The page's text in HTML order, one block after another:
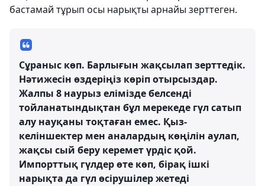
бастамай тұрып осы нарықты арнайы зерттеген.
Сұраныс көп. Барлығын жақсылап зерттедік.
Нәтижесін өздеріңіз көріп отырсыздар.
Жалпы 8 наурыз елімізде белсенді
тойланатындықтан бұл мерекеде гүл сатып
алу науқаны тоқтаған емес. Қыз-
келіншектер мен аналардың көңілін аулап,
жақсы сый беру керемет үрдіс қой.
Импорттық гүлдер өте көп, бірақ ішкі
нарықта да гүл өсірушілер жетеді